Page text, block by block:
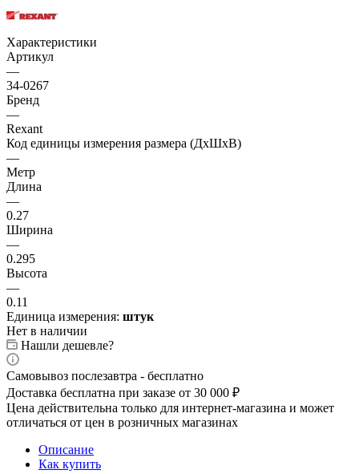
Характеристики
Артикул
—
34-0267
Бренд
—
Rexant
Код единицы измерения размера (ДхШхВ)
—
Метр
Длина
—
0.27
Ширина
—
0.295
Высота
—
0.11
Единица измерения: штук
Нет в наличии
Нашли дешевле?
Самовывоз послезавтра - бесплатно
Доставка бесплатна при заказе от 30 000 ₽
Цена действительна только для интернет-магазина и может
отличаться от цен в розничных магазинах
Описание
Как купить